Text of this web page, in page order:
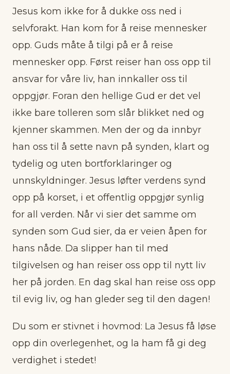
Jesus kom ikke for å dukke oss ned i
selvforakt. Han kom for å reise mennesker
opp. Guds måte å tilgi på er å reise
mennesker opp. Først reiser han oss opp til
ansvar for våre liv, han innkaller oss til
oppgjør. Foran den hellige Gud er det vel
ikke bare tolleren som slår blikket ned og
kjenner skammen. Men der og da innbyr
han oss til å sette navn på synden, klart og
tydelig og uten bortforklaringer og
unnskyldninger. Jesus løfter verdens synd
opp på korset, i et offentlig oppgjør synlig
for all verden. Når vi sier det samme om
synden som Gud sier, da er veien åpen for
hans nåde. Da slipper han til med
tilgivelsen og han reiser oss opp til nytt liv
her på jorden. En dag skal han reise oss opp
til evig liv, og han gleder seg til den dagen!
Du som er stivnet i hovmod: La Jesus få løse
opp din overlegenhet, og la ham få gi deg
verdighet i stedet!